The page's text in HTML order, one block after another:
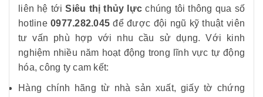
liên hệ tớiSiêu thị thủy lực chúng tôi thông qua số
hotline0977.282.045 để được đội ngũ kỹ thuật viên
tư vấn phù hợp với nhu cầu sử dụng. Với kinh
nghiệm nhiều năm hoạt động trong lĩnh vực tự động
hóa, công ty cam kết:
Hàng chính hãng từ nhà sản xuất, giấy tờ chứng